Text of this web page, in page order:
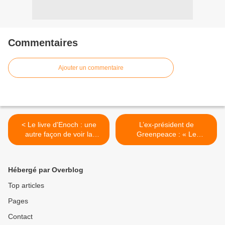
Commentaires
Ajouter un commentaire
< Le livre d'Enoch : une
autre façon de voir la
religion
L’ex-président de
Greenpeace : « Le
changement climatique,
Hébergé par Overblog
Top articles
Pages
Contact